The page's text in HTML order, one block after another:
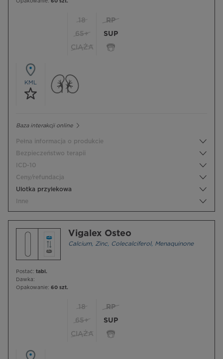
Opakowanie: 60 szt.
18
65+
CIĄŻA
RP
SUP
KML
Baza interakcji online
Pełna informacja o produkcie
Bezpieczeństwo terapii
ICD-10
Ceny/refundacja
Ulotka przylekowa
Inne
Vigalex Osteo
Calcium, Zinc, Colecalciferol, Menaquinone
Postać: tabl.
Dawka:
Opakowanie: 60 szt.
18
65+
CIĄŻA
RP
SUP